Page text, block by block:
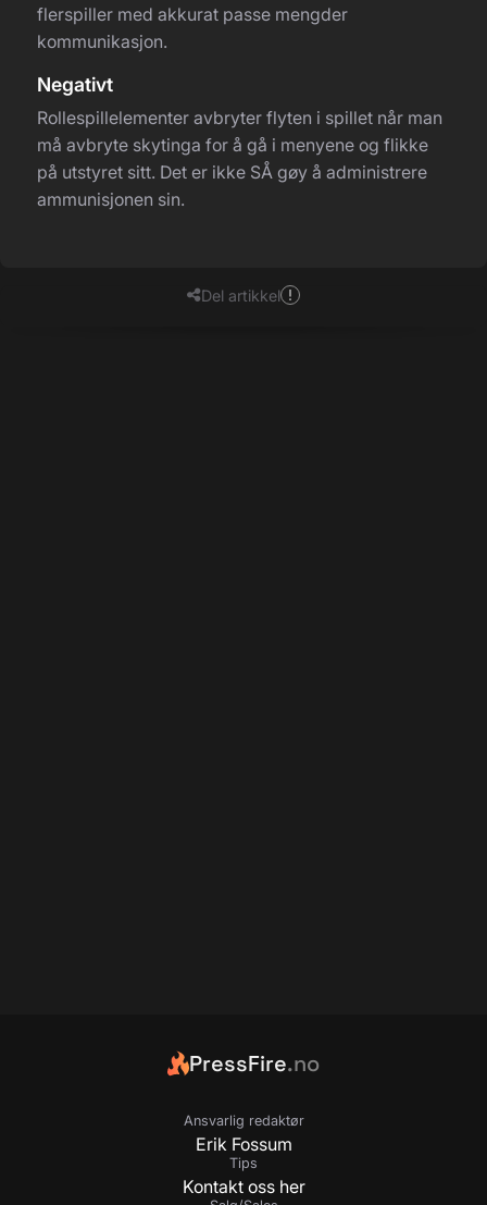
flerspiller med akkurat passe mengder
kommunikasjon.
Negativt
Rollespillelementer avbryter flyten i spillet når man
må avbryte skytinga for å gå i menyene og flikke
på utstyret sitt. Det er ikke SÅ gøy å administrere
ammunisjonen sin.
Del artikkel
PressFire.no
Ansvarlig redaktør
Erik Fossum
Tips
Kontakt oss her